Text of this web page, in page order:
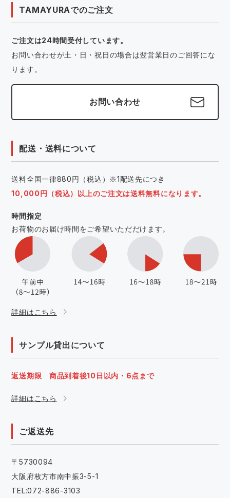
TAMAYURAでのご注文
ご注文は24時間受付しています。
お問い合わせが土・日・祝日の場合は翌営業日のご回答にな
ります。
お問い合わせ
配送・送料について
送料全国一律880円（税込）※1配送先につき
10,000円（税込）以上のご注文は送料無料になります。
時間指定
お荷物のお届け時間をご希望いただだけます。
詳細はこちら
サンプル貸出について
返送期限 商品到着後10日以内・6点まで
詳細はこちら
ご返送先
〒5730094
大阪府枚方市南中振3-5-1
TEL:072-886-3103